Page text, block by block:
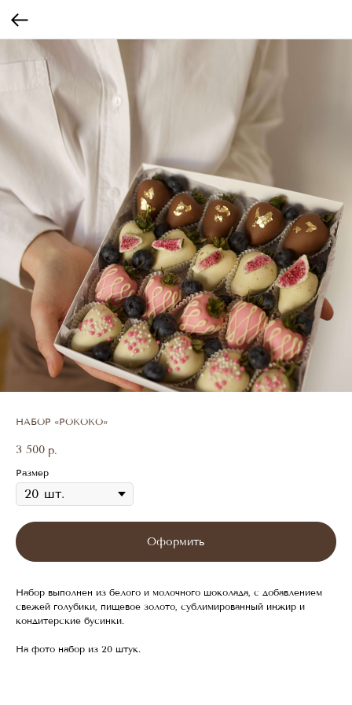
НАБОР «РОКОКО»
3 500 р.
Размер
Оформить
Набор выполнен из белого и молочного шоколада, с добавлением
свежей голубики, пищевое золото, сублимированный инжир и
кондитерские бусинки.
На фото набор из 20 штук.